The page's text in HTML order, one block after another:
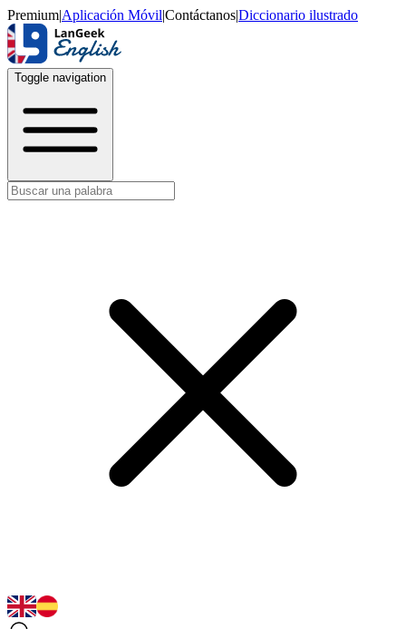
Premium|Aplicación Móvil|Contáctanos|Diccionario ilustrado
Toggle navigation